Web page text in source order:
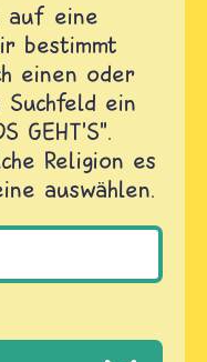
auf eine
bestimmt
einen oder
ein
GEHT'S".
Religion es
auswählen.